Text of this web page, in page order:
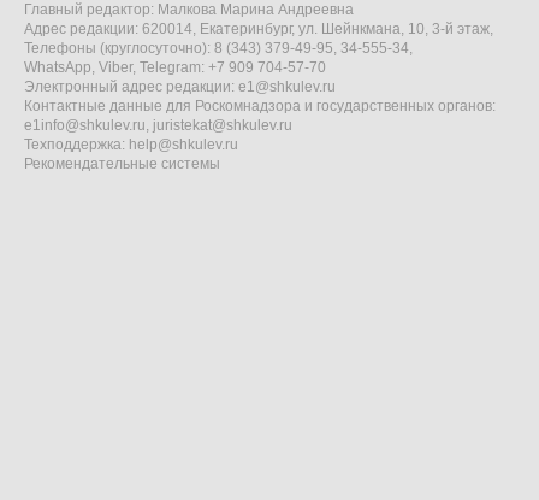
Главный редактор: Малкова Марина Андреевна
Адрес редакции: 620014, Екатеринбург, ул. Шейнкмана, 10, 3-й этаж,
Телефоны (круглосуточно): 8 (343) 379-49-95, 34-555-34,
WhatsApp, Viber, Telegram: +7 909 704-57-70
Электронный адрес редакции: e1@shkulev.ru
Контактные данные для Роскомнадзора и государственных органов:
e1info@shkulev.ru, juristekat@shkulev.ru
Техподдержка: help@shkulev.ru
Рекомендательные системы